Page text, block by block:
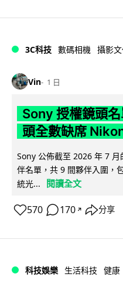
3C科技 數碼相機 攝影
Vin 1 日
Sony 授權鏡頭
頭全數缺席
Sony 公佈截至 2026 年 7
伴名單，共 9 間夥伴入圍，
統光...
閱讀全文
570 170 ↗ 分享
科技娛樂 生活科技 健康